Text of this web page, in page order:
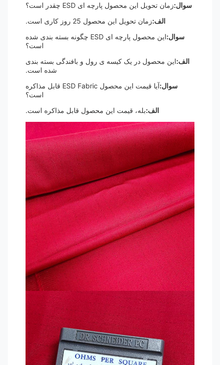
سوال:زمان تحویل این محصول پارچه ای ESD چقدر است؟
الف:زمان تحویل این محصول 25 روز کاری است.
سوال:
این محصول پارچه ای ESD چگونه بسته بندی شده
است؟
الف:این محصول در یک کیسه ی رول و بافندگی بسته بندی
شده است.
سوال:
آیا قیمت این محصول ESD Fabric قابل مذاکره
است؟
الف:بله، قیمت این محصول قابل مذاکره است.